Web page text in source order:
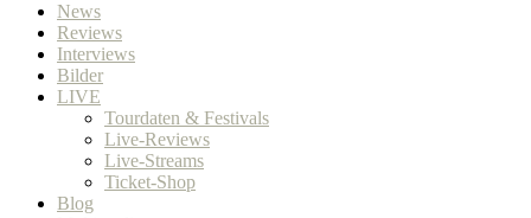
News
Reviews
Interviews
Bilder
LIVE
Tourdaten & Festivals
Live-Reviews
Live-Streams
Ticket-Shop
Blog